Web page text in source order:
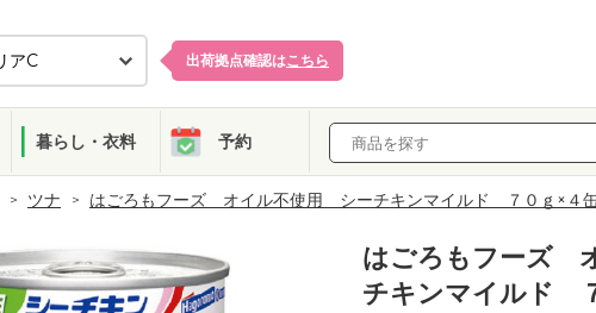
出荷拠点確認はこちら
暮らし・衣料 予約
ツナ はごろもフーズ オイル不使用 シーチキンマイルド ７０ｇ×４
はごろもフーズ
チキンマイルド